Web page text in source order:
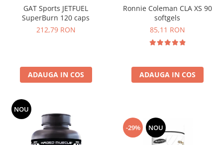
GAT Sports JETFUEL
SuperBurn 120 caps
212,79 RON
ADAUGA IN COS
Ronnie Coleman CLA XS 90
softgels
85,11 RON
ADAUGA IN COS
NOU
-29% NOU